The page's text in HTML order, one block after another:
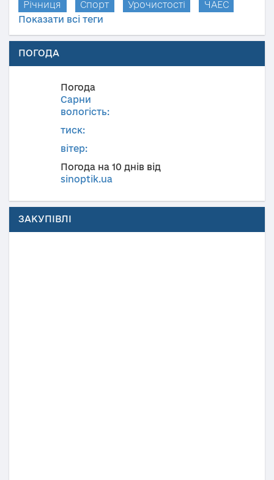
Річниця
Спорт Урочистості
ЧАЕС
Показати всі теги
ПОГОДА
Погода
Сарни
вологість:
тиск:
вітер:
Погода на 10 днів від
sinoptik.ua
ЗАКУПІВЛІ